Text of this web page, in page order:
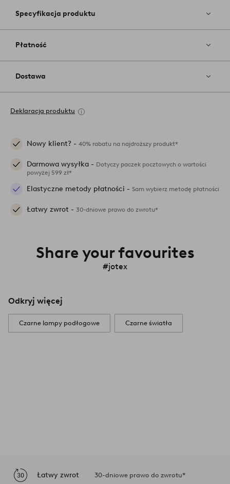
Specyfikacja produktu
Płatność
Dostawa
Deklaracja produktu
Nowy klient? - 40% rabatu na najdroższy produkt*
Darmowa wysyłka - Dotyczy paczek pocztowych o wartości
powyżej 599 zł*
Elastyczne metody płatności - Sam wybierz metodę płatności
Łatwy zwrot - 30-dniowe prawo do zwrotu*
Share your favourites
#jotex
Odkryj więcej
Czarne lampy podłogowe Czarne światła
Łatwy zwrot 30-dniowe prawo do zwrotu*